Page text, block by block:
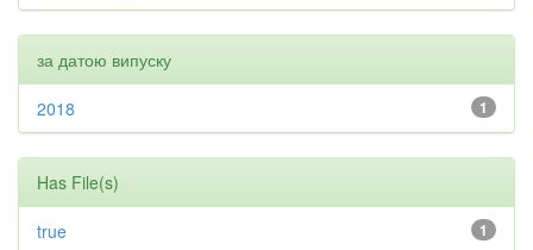
за датою випуску
1
2018
Has File(s)
1
true